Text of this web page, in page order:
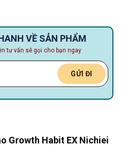
VỀ SẢN PHẨM
tư vấn sẽ gọi cho bạn ngay
Growth Habit EX Nichiei